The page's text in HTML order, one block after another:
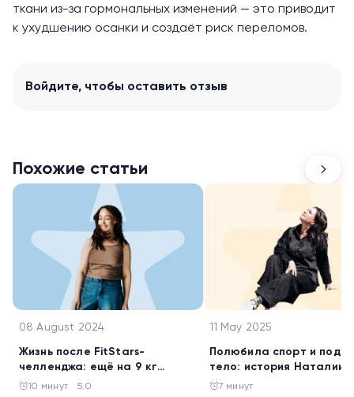
ткани из-за гормональных изменений — это приводит
к ухудшению осанки и создаёт риск переломов.
Войдите, чтобы оставить отзыв
Похожие статьи
08 August 2024
Жизнь после FitStars-
челленджа: ещё на 9 кг
похудела Галина Жигалова
10 минут 5.0
11 May 2025
Полюбила спорт и
тело: история Наталии
Батаговой
7 минут